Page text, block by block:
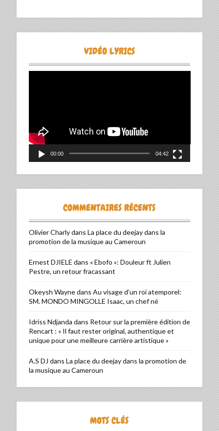
VIDÉO LYRICS
00:00 04:42
COMMENTAIRES RÉCENTS
Olivier Charlydans La place du deejay dans la
promotion de la musique au Cameroun
Ernest DJIELE dans « Ebofo »: Douleur ft Julien
Pestre, un retour fracassant
Okeysh Waynedans Au visage d’un roi atemporel:
SM. MONDO MINGOLLE Isaac, un chef né
Idriss Ndjanda dans Retour sur la première édition de
Rencart : « Il faut rester original, authentique et
unique pour une meilleure carrière artistique »
A.S DJ dans La place du deejay dans la promotion de
la musique au Cameroun
MOTS CLÉS